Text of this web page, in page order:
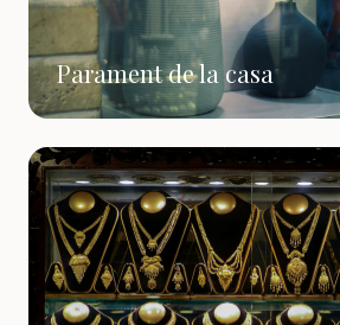
Parament de la casa